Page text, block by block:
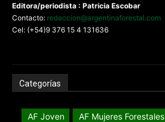
Editora/periodista : Patricia Escobar
Contacto: redaccion@argentinaforestal.com
Cel: (+54)9 376 15 4 131636
Categorías
AF Joven AF Mujeres Forestales